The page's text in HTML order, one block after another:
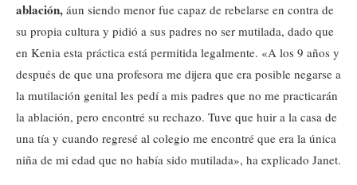
ablación, áun siendo menor fue capaz de rebelarse en contra de
su propia cultura y pidió a sus padres no ser mutilada, dado que
en Kenia esta práctica está permitida legalmente. «A los 9 años y
después de que una profesora me dijera que era posible negarse a
la mutilación genital les pedí a mis padres que no me practicarán
la ablación, pero encontré su rechazo. Tuve que huir a la casa de
una tía y cuando regresé al colegio me encontré que era la única
niña de mi edad que no había sido mutilada», ha explicado Janet.